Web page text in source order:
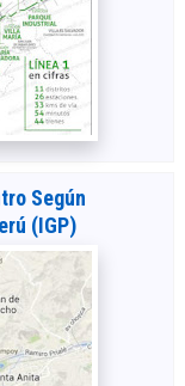
Según
(IGP)